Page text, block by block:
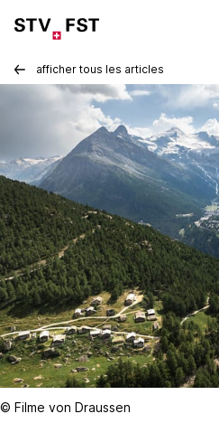
afficher tous les articles
© Filme von Draussen